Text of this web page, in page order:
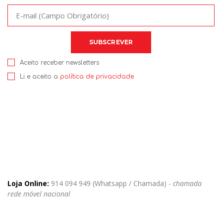
Aceito receber newsletters
Li e aceito a política de privacidade
Loja Online: 914 094 949 (Whatsapp / Chamada) - chamada
rede móvel nacional